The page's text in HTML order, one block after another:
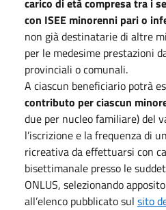
con ISEE minorenni pari o
non già destinatarie di altre
per le medesime prestazioni
provinciali o comunali.
A ciascun beneficiario potrà
contributo per ciascun
due per nucleo familiare) del
l’iscrizione e la frequenza di
ricreativa da effettuarsi con
bisettimanale presso le
ONLUS, selezionando
all’elenco pubblicato sul sito